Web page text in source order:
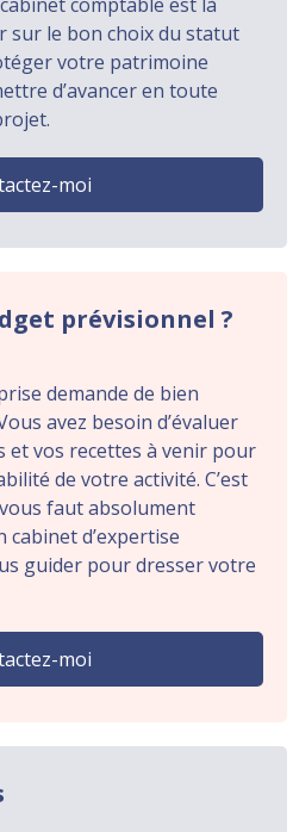
sur le bon choix du statut
votre patrimoine
d’avancer en toute
moi
prévisionnel ?
demande de bien
avez besoin d’évaluer
et vos recettes à venir pour
de votre activité. C’est
faut absolument
cabinet d’expertise
guider pour dresser votre
moi